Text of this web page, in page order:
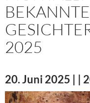
2025
20. Juni 2025 | |